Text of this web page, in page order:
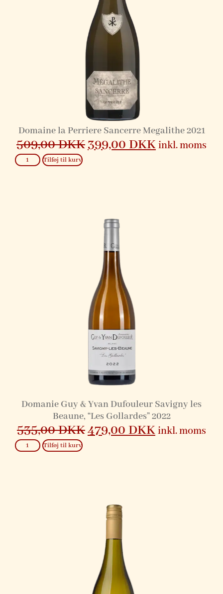
Domaine la Perriere Sancerre Megalithe 2021
509,00DKK399,00DKKinkl. moms
Tilføj til kurv
Domanie Guy & Yvan Dufouleur Savigny les
Beaune, “Les Gollardes” 2022
535,00DKK479,00 DKKinkl. moms
Tilføj til kurv